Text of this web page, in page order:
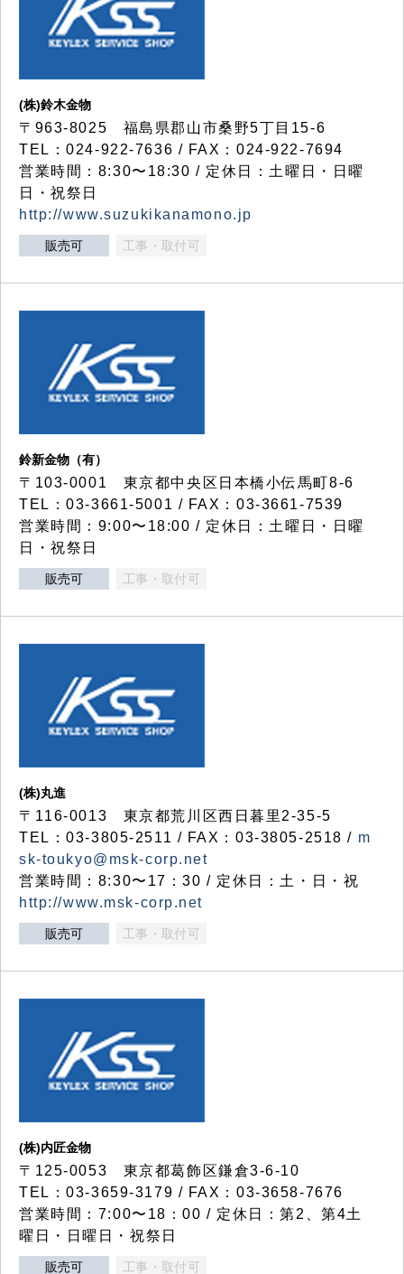
(株)鈴木金物
〒963-8025 福島県郡山市桑野5丁目15-6
TEL：024-922-7636 / FAX：024-922-7694
営業時間：8:30〜18:30 / 定休日：土曜日・日曜
日・祝祭日
http://www.suzukikanamono.jp
販売可 工事・取付可
鈴新金物（有）
〒103-0001 東京都中央区日本橋小伝馬町8-6
TEL：03-3661-5001 / FAX：03-3661-7539
営業時間：9:00〜18:00 / 定休日：土曜日・日曜
日・祝祭日
販売可 工事・取付可
(株)丸進
〒116-0013 東京都荒川区西日暮里2-35-5
TEL：03-3805-2511 / FAX：03-3805-2518 / m
sk-toukyo@msk-corp.net
営業時間：8:30〜17：30 / 定休日：土・日・祝
http://www.msk-corp.net
販売可 工事・取付可
(株)内匠金物
〒125-0053 東京都葛飾区鎌倉3-6-10
TEL：03-3659-3179 / FAX：03-3658-7676
営業時間：7:00〜18：00 / 定休日：第2、第4土
曜日・日曜日・祝祭日
販売可 工事・取付可